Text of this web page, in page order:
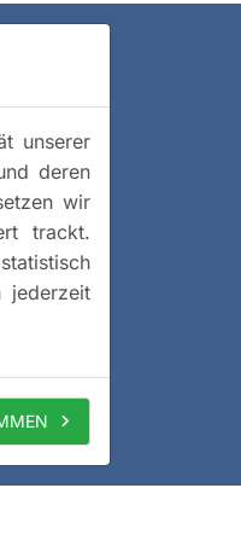
unserer
deren
wir
trackt.
jederzeit